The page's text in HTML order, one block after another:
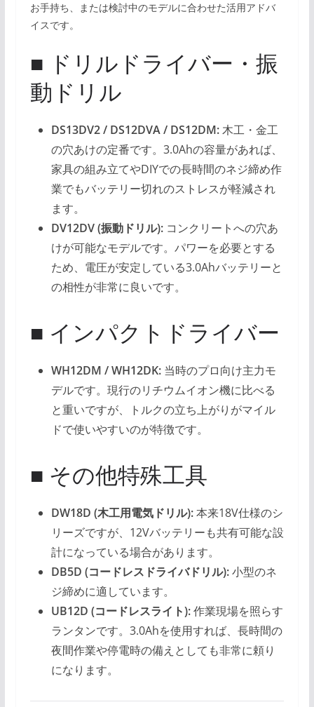
お手持ち、または検討中のモデルに合わせた活用アドバ
イスです。
■ ドリルドライバー・振
動ドリル
DS13DV2 / DS12DVA / DS12DM:木工・金工
の穴あけの定番です。3.0Ahの容量があれば、
家具の組み立てやDIYでの長時間のネジ締め作
業でもバッテリー切れのストレスが軽減され
ます。
DV12DV (振動ドリル):コンクリートへの穴あ
けが可能なモデルです。パワーを必要とする
ため、電圧が安定している3.0Ahバッテリーと
の相性が非常に良いです。
■ インパクトドライバー
WH12DM / WH12DK:当時のプロ向け主力モ
デルです。現行のリチウムイオン機に比べる
と重いですが、トルクの立ち上がりがマイル
ドで使いやすいのが特徴です。
■ その他特殊工具
DW18D (木工用電気ドリル):本来18V仕様のシ
リーズですが、12Vバッテリーも共有可能な設
計になっている場合があります。
DB5D (コードレスドライバドリル):小型のネ
ジ締めに適しています。
UB12D (コードレスライト):作業現場を照らす
ランタンです。3.0Ahを使用すれば、長時間の
夜間作業や停電時の備えとしても非常に頼り
になります。